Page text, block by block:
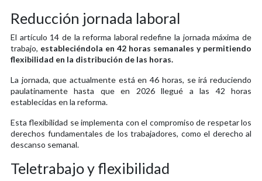
Reducción jornada laboral
El artículo 14 de la reforma laboral redefine la jornada máxima de
trabajo, estableciéndola en 42 horas semanales y permitiendo
flexibilidad en la distribución de las horas.
La jornada, que actualmente está en 46 horas, se irá reduciendo
paulatinamente hasta que en 2026 llegué a las 42 horas
establecidas en la reforma.
Esta flexibilidad se implementa con el compromiso de respetar los
derechos fundamentales de los trabajadores, como el derecho al
descanso semanal.
Teletrabajo y flexibilidad